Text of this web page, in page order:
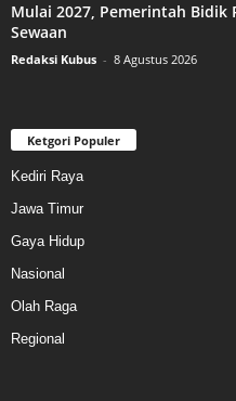
Mulai 2027, Pemerintah Bidik
Sewaan
Redaksi Kubus - 8 Agustus 2026
Ketgori Populer
Kediri Raya
Jawa Timur
Gaya Hidup
Nasional
Olah Raga
Regional